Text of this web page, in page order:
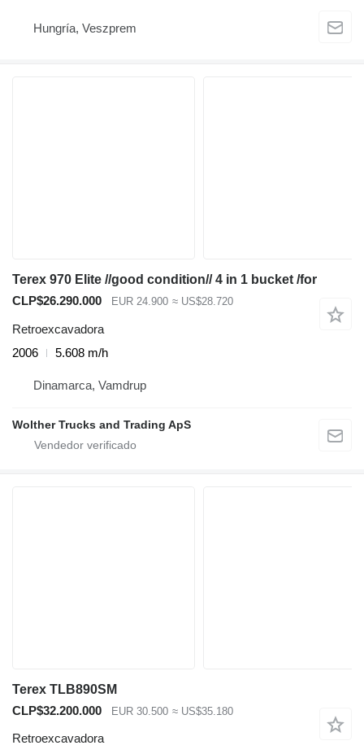
Hungría, Veszprem
Terex 970 Elite //good condition// 4 in 1 bucket /for
CLP$26.290.000
EUR 24.900 ≈ US$28.720
Retroexcavadora
2006
5.608 m/h
Dinamarca, Vamdrup
Wolther Trucks and Trading ApS
Terex TLB890SM
CLP$32.200.000
EUR 30.500 ≈ US$35.180
Retroexcavadora